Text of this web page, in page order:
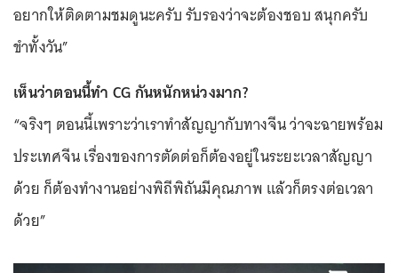
อยากให้ติดตามชมดูนะครับ รับรองว่าจะต้องชอบ สนุกครับ
ขำทั้งวัน”
เห็นว่าตอนนี้ทำ CG กันหนักหน่วงมาก?
“จริงๆ ตอนนี้เพราะว่าเราทำสัญญากับทางจีน ว่าจะฉายพร้อม
ประเทศจีน เรื่องของการตัดต่อก็ต้องอยู่ในระยะเวลาสัญญา
ด้วย ก็ต้องทำงานอย่างพิถีพิถันมีคุณภาพ แล้วก็ตรงต่อเวลา
ด้วย”